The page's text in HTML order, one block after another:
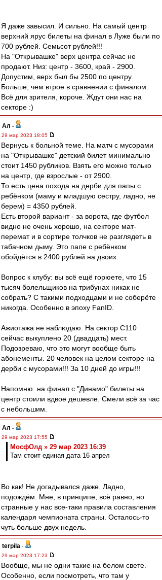
Я даже завысил. И сильно. На самый центр
верхний ярус билеты на финал в Луже были по
700 рублей. Семьсот рублей!!!
На "Открывашке" верх центра сейчас не
продают. Низ: центр - 3600, край - 2900.
Допустим, верх был бы 2500 по центру.
Больше, чем втрое в сравнении с финалом.
Всё для зрителя, короче. Ждут они нас на
секторе :)
Ал -
29 мар 2023 18:05
Вернусь к больной теме. На матч с мусорами
на "Открывашке" детский билет минимально
стоит 1450 рубликов. Взять его можно только
на центр, где взрослые - от 2900.
То есть цена похода на дерби для папы с
ребёнком (маму и младшую сестру, ладно, не
берем) = 4350 рублей.
Есть второй вариант - за ворота, где футбол
видно не очень хорошо, на секторе мат-
перемат и в сортире толчков не разглядеть в
табачном дыму. Это папе с ребёнком
обойдётся в 2400 рублей на двоих.
Вопрос к клубу: вы всё ещё горюете, что 15
тысяч болельщиков на трибунах никак не
собрать? С такими подходцами и не соберёте
никогда. Особенно в эпоху FanID.
Ажиотажа не наблюдаю. На сектор С110
сейчас выкуплено 20 (двадцать) мест.
Подозреваю, что это могут вообще быть
абонементы. 20 человек на целом секторе на
дерби с мусорами!!! За 10 дней до игры!!!
Напомню: на финал с "Динамо" билеты на
центр стоили вдвое дешевле. Смели всё за час
с небольшим.
Ал -
29 мар 2023 17:55
МосфОлд » 29 мар 2023 16:39
Там стоит единая дата 16 апрел
Во как! Не догадывался даже. Ладно,
подождём. Мне, в принципе, всё равно, но
странные у нас все-таки правила составления
календаря чемпионата страны. Осталось-то
чуть больше двух недель.
terpila -
29 мар 2023 17:23
Вообще, мы не одни такие на белом свете.
Особенно, если посмотреть, что там у